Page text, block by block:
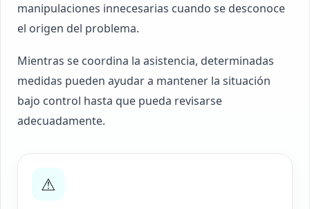
manipulaciones innecesarias cuando se desconoce
el origen del problema.
Mientras se coordina la asistencia, determinadas
medidas pueden ayudar a mantener la situación
bajo control hasta que pueda revisarse
adecuadamente.
⚠